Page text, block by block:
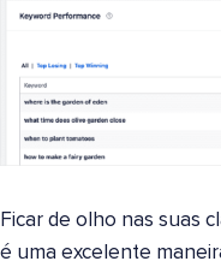
Ficar de olho nas suas
é uma excelente